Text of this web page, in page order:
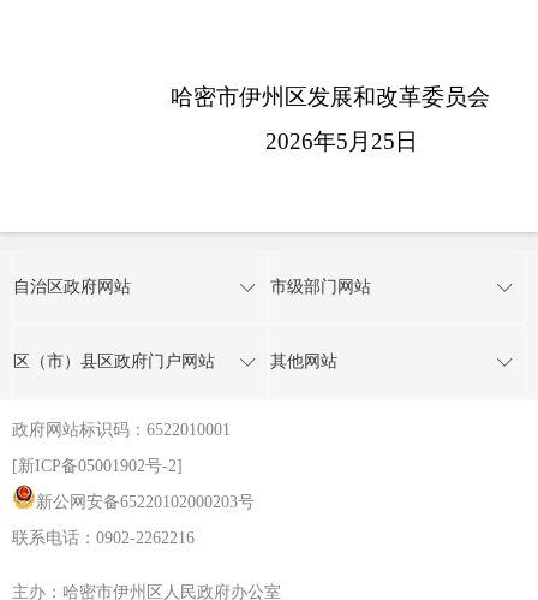
哈密市伊州区发展和改革委员会
2026年5 月 25 日
自治区政府网站 市级部门网站
区（市）县区政府门户网站 其他网站
政府网站标识码：6522010001
[新ICP备05001902号-2]
新公网安备65220102000203号
联系电话：0902-2262216
主办：哈密市伊州区人民政府办公室